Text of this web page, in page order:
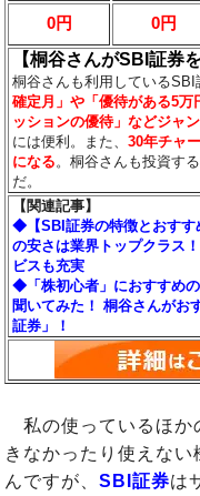
0円 0円
【桐谷さんがSBI証券
桐谷さんも利用しているSBI
確定月」や「優待がある5
ッションの優待」などジャ
には便利。また、30年チャ
になる。桐谷さんも投資す
だ。
【関連記事】
◆【SBI証券の特徴とおすす
の安さは業界トップクラス
ビスも充実
◆「株初心者」におすすめ
聞いてみた！ 桐谷さんがお
証券」！
私の使っているほか
きなかったり使えな
んですが、SBI証券は